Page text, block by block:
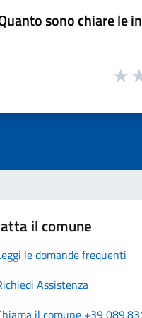
sono chiare le
il comune
le domande frequenti
Assistenza
il comune +39